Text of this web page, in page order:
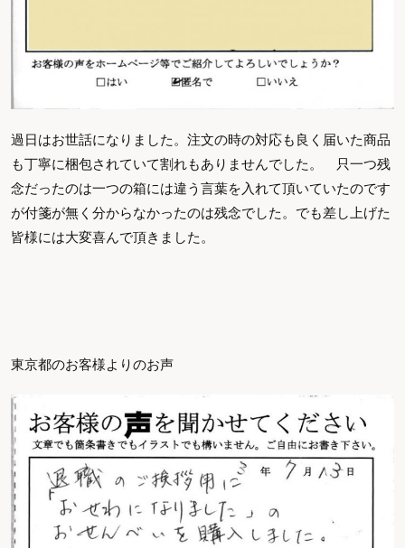
過日はお世話になりました。注文の時の対応も良く届いた商品
も丁寧に梱包されていて割れもありませんでした。 只一つ残
念だったのは一つの箱には違う言葉を入れて頂いていたのです
が付箋が無く分からなかったのは残念でした。でも差し上げた
皆様には大変喜んで頂きました。
東京都のお客様よりのお声